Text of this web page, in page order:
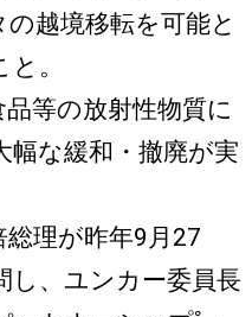
越境移転を可能と
。
等の放射性物質に
幅な緩和・撤廃が実
理が昨年9月27
し、ユンカー委員長